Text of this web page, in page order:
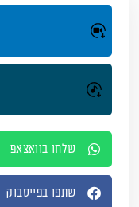
שלחו בוואצאפ
שתפו בפייסבוק